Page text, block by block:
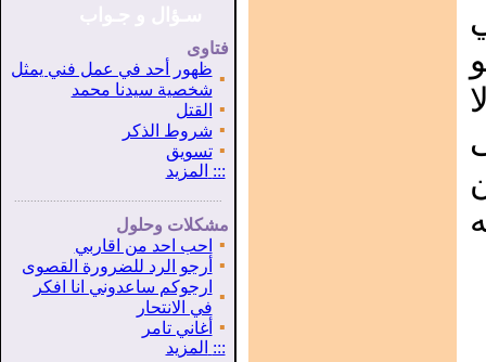
فتاوى
▪
ظهور أحد في عمل فني يمثل
شخصية سيدنا محمد
▪
القتل
▪ شروط الذكر
▪ تسويق
::: المزيد
مشكلات وحلول
▪
احب احد من اقاربي
▪
أرجو الرد للضرورة القصوى
▪
ارجوكم ساعدوني انا افكر
في الانتحار
▪ أغاني تامر
::: المزيد